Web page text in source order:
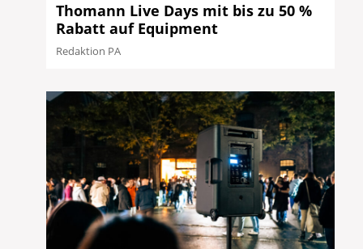
Thomann Live Days mit bis zu 50 %
Rabatt auf Equipment
Redaktion PA